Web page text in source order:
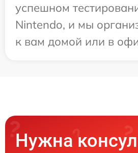
успешном
Nintendo, и мы
к вам домой или в
Нужна